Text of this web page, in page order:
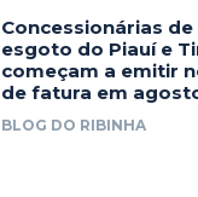
Concessionárias de
esgoto do Piauí e
começam a emitir
de fatura em
BLOG DO RIBINHA